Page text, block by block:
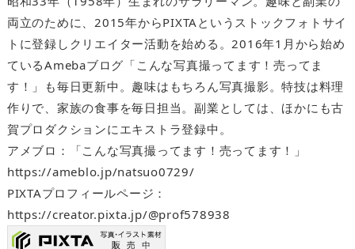
両立のために、2015年からPIXTAというストックフォトサイ
トに登録しクリエイター活動を始める。2016年1月から始め
ているAmebaブログ「こんな写真撮ってます！売ってま
す！」も毎日更新中。趣味はもちろん写真撮影。特技は料理
作りで、家族の食事を毎日担当。副業としては、ほかにも古
賀プロダクションにエキストラ登録中。
アメブロ：「こんな写真撮ってます！売ってます！」
https://ameblo.jp/natsuo0729/
PIXTAプロフィールページ：
https://creator.pixta.jp/@prof578938